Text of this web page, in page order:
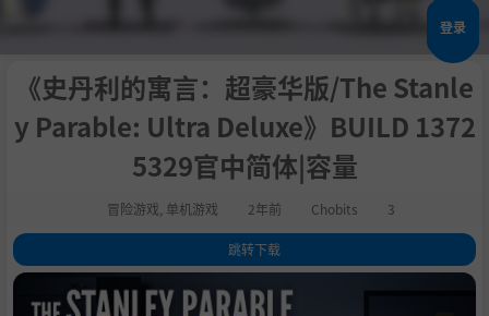
登录
《史丹利的寓言：超豪华版/The Stanle
y Parable: Ultra Deluxe》BUILD 1372
5329官中简体|容量
冒险游戏 单机游戏 2年前 Chobits 3
跳转下载
1.关于这款游戏
2.系统需求